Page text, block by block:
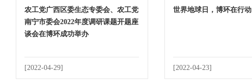
农工党广西区委生态专委会、农工党
南宁市委会2022年度调研课题开题座
谈会在博环成功举办
[2022-04-29]
世界地球日，博环在行动
[2022-04-23]